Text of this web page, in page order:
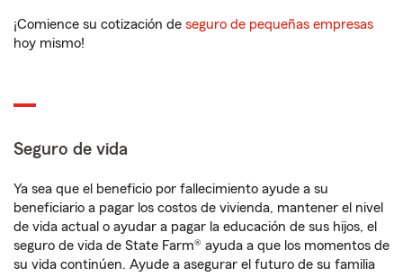
¡Comience su cotización de seguro de pequeñas empresas
hoy mismo!
Seguro de vida
Ya sea que el beneficio por fallecimiento ayude a su
beneficiario a pagar los costos de vivienda, mantener el nivel
de vida actual o ayudar a pagar la educación de sus hijos, el
seguro de vida de State Farm® ayuda a que los momentos de
su vida continúen. Ayude a asegurar el futuro de su familia